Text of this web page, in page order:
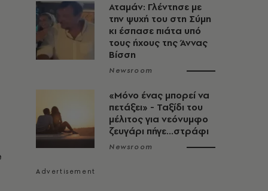
Αταμάν: Γλέντησε με
την ψυχή του στη Σύμη
κι έσπασε πιάτα υπό
τους ήχους της Άννας
Βίσση
Newsroom
«Μόνο ένας μπορεί να
πετάξει» - Ταξίδι του
μέλιτος για νεόνυμφο
ζευγάρι πήγε...στράφι
Newsroom